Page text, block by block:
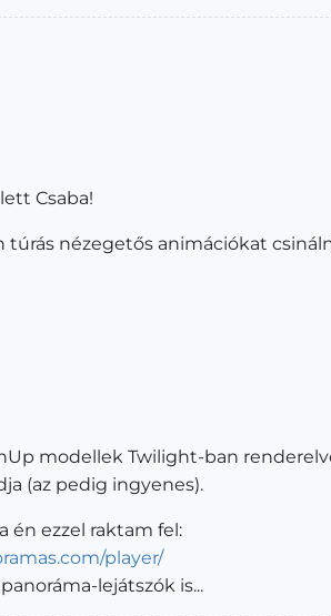
Csaba!
túrás nézegetős animációkat
modellek Twilight-ban
(az pedig ingyenes).
én ezzel raktam fel:
player/
lejátszók is...